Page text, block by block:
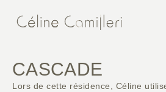
CASCADE
Lors de cette résidence, Céline